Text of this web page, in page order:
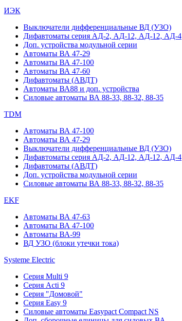
ИЭК
Выключатели дифференциальные ВД (УЗО)
Дифавтоматы серия АД-2, АД-12, АД-12, АД-4
Доп. устройства модульной серии
Автоматы ВА 47-29
Автоматы ВА 47-100
Автоматы ВА 47-60
Дифавтоматы (АВДТ)
Автоматы ВА88 и доп. устройства
Силовые автоматы ВА 88-33, 88-32, 88-35
TDM
Автоматы ВА 47-100
Автоматы ВА 47-29
Выключатели дифференциальные ВД (УЗО)
Дифавтоматы серия АД-2, АД-12, АД-12, АД-4
Дифавтоматы (АВДТ)
Доп. устройства модульной серии
Силовые автоматы ВА 88-33, 88-32, 88-35
EKF
Автоматы ВА 47-63
Автоматы ВА 47-100
Автоматы ВА-99
ВД УЗО (блоки утечки тока)
Systeme Electric
Серия Multi 9
Серия Acti 9
Серия "Домовой"
Серия Easy 9
Силовые автоматы Easypact Compact NS